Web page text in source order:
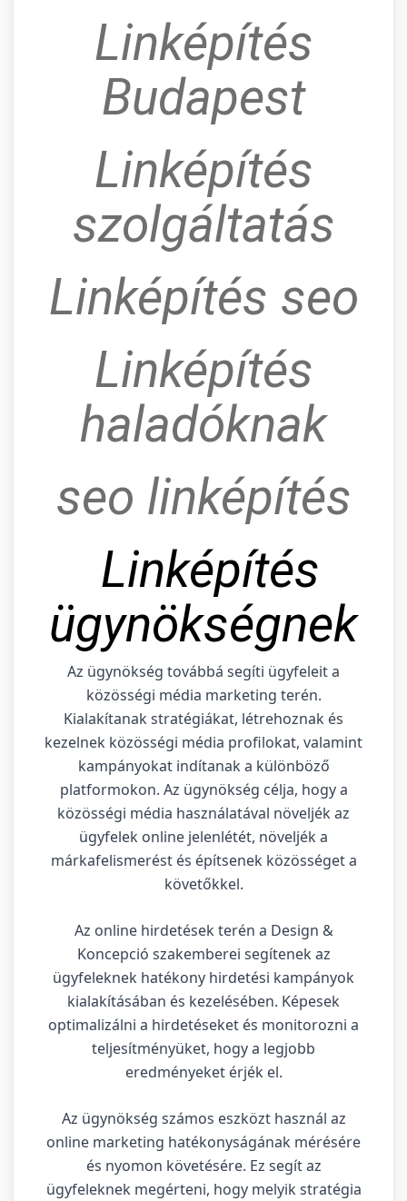
Linképítés
Budapest
Linképítés
szolgáltatás
Linképítés seo
Linképítés
haladóknak
seo linképítés
Linképítés
ügynökségnek
Az ügynökség továbbá segíti ügyfeleit a
közösségi média marketing terén.
Kialakítanak stratégiákat, létrehoznak és
kezelnek közösségi média profilokat, valamint
kampányokat indítanak a különböző
platformokon. Az ügynökség célja, hogy a
közösségi média használatával növeljék az
ügyfelek online jelenlétét, növeljék a
márkafelismerést és építsenek közösséget a
követőkkel.
Az online hirdetések terén a Design &
Koncepció szakemberei segítenek az
ügyfeleknek hatékony hirdetési kampányok
kialakításában és kezelésében. Képesek
optimalizálni a hirdetéseket és monitorozni a
teljesítményüket, hogy a legjobb
eredményeket érjék el.
Az ügynökség számos eszközt használ az
online marketing hatékonyságának mérésére
és nyomon követésére. Ez segít az
ügyfeleknek megérteni, hogy melyik stratégia